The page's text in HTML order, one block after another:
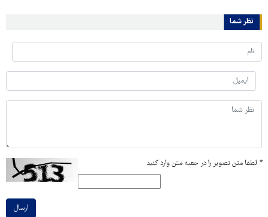
نظر شما
* لطفا متن تصویر را در جعبه متن وارد کنید
ارسال